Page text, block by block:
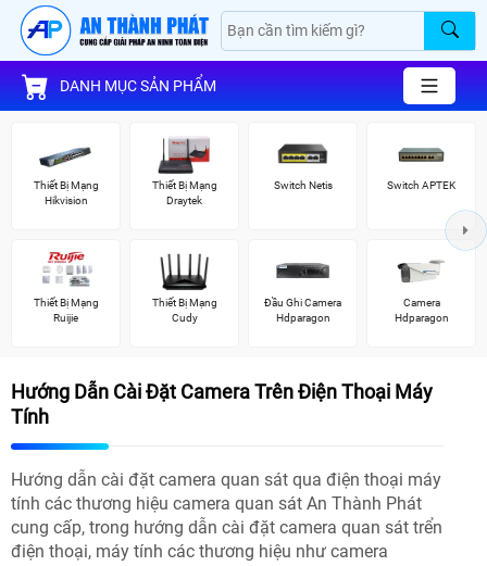
DANH MỤC SẢN PHẨM
Thiết Bị Mạng
Hikvision
Thiết Bị Mạng
Draytek
Switch Netis Switch APTEK
Thiết Bị Mạng
Ruijie
Thiết Bị Mạng
Cudy
Đầu Ghi Camera
Hdparagon
Camera
Hdparagon
Hướng Dẫn Cài Đặt Camera Trên Điện Thoại Máy
Tính
Hướng dẫn cài đặt camera quan sát qua điện thoại máy
tính các thương hiệu camera quan sát An Thành Phát
cung cấp, trong hướng dẫn cài đặt camera quan sát trển
điện thoại, máy tính các thương hiệu như camera